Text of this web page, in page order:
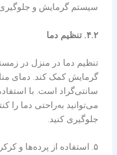
سیستم گرمایش و
۴.۲. تنظیم دما
تنظیم دما در منزل در
سانتی‌گراد است. با
می‌توانید به‌راحتی دما را
جلوگیری کنید.
۵. استفاده از پرده‌ها و